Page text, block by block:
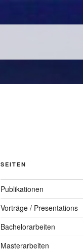
SEITEN
Publikationen
Vorträge / Presentations
Bachelorarbeiten
Masterarbeiten